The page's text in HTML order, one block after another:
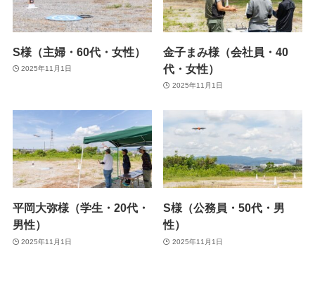
S様（主婦・60代・女性）
2025年11月1日
金子まみ様（会社員・40
代・女性）
2025年11月1日
平岡大弥様（学生・20代・
男性）
2025年11月1日
S様（公務員・50代・男
性）
2025年11月1日